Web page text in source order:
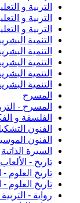
التربية و
التربية و
التربية و
التنمية
التنمية
التنمية
التنمية
التنمية
المسرح
المسرح -
الفلسفة و
الفنون
الفنون
السيرة الذاتية
تاريخ -
تاريخ العلوم
تاريخ العلوم -
رواية -